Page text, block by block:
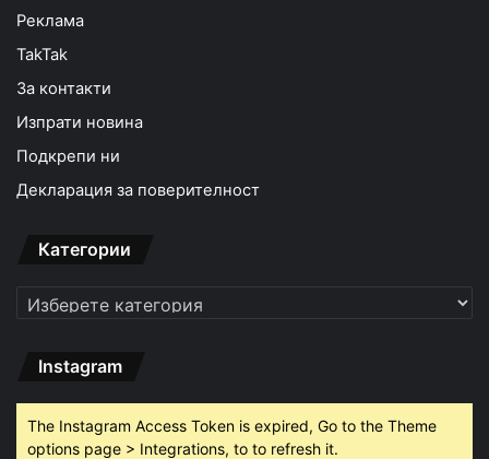
Реклама
TakTak
За контакти
Изпрати новина
Подкрепи ни
Декларация за поверителност
Категории
Категории
Instagram
The Instagram Access Token is expired, Go to the Theme
options page > Integrations, to to refresh it.